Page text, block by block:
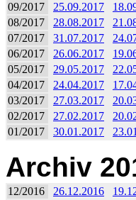
09/2017
25.09.2017
08/2017
28.08.2017
07/2017
31.07.2017
06/2017
26.06.2017
05/2017
29.05.2017
04/2017
24.04.2017
03/2017
27.03.2017
02/2017
27.02.2017
01/2017
30.01.2017
Archiv
12/2016 26.12.2016